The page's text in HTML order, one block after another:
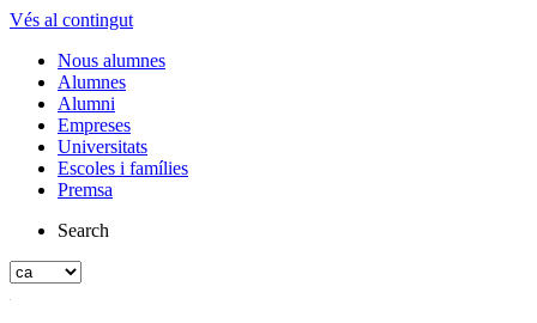
Vés al contingut
Nous alumnes
Alumnes
Alumni
Empreses
Universitats
Escoles i famílies
Premsa
Search